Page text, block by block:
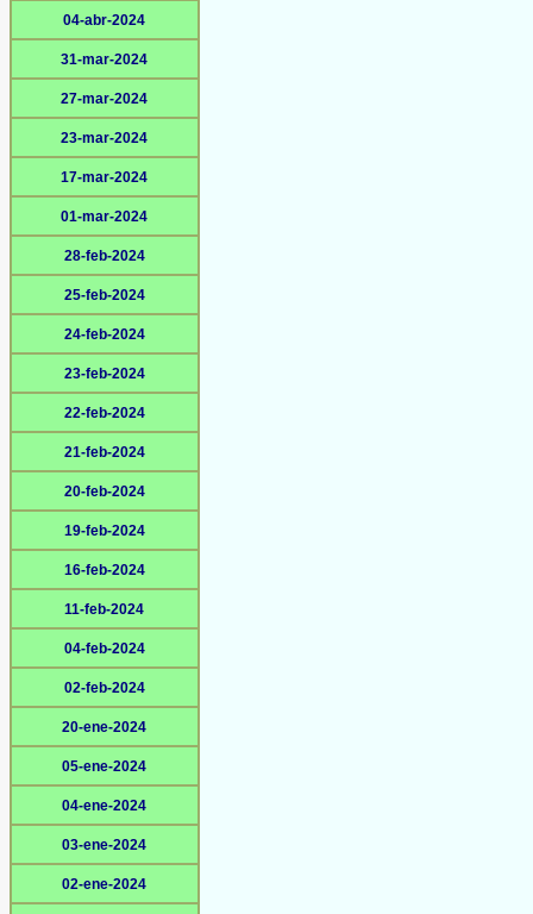
04-abr-2024
31-mar-2024
27-mar-2024
23-mar-2024
17-mar-2024
01-mar-2024
28-feb-2024
25-feb-2024
24-feb-2024
23-feb-2024
22-feb-2024
21-feb-2024
20-feb-2024
19-feb-2024
16-feb-2024
11-feb-2024
04-feb-2024
02-feb-2024
20-ene-2024
05-ene-2024
04-ene-2024
03-ene-2024
02-ene-2024